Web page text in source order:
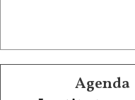
1 de
Agenda